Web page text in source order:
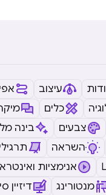
עיצוב
כלים
צבעים בינה
השראה
אנימציות
מנטורינג דיזיין